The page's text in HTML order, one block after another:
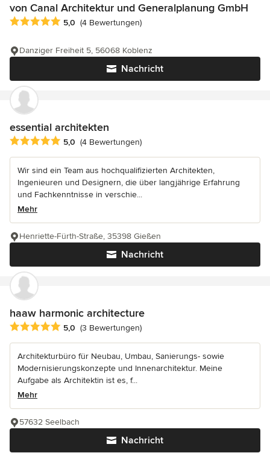
von Canal Architektur und Generalplanung GmbH
Durchschnittliche Bewertung: 5 von 5 Sternen
5,0 (4 Bewertungen)
Nachricht
Danziger Freiheit 5, 56068 Koblenz
essential architekten
Durchschnittliche Bewertung: 5 von 5 Sternen
5,0 (4 Bewertungen)
Wir sind ein Team aus hochqualifizierten Architekten,
Ingenieuren und Designern, die über langjährige Erfahrung
und Fachkenntnisse in verschie...
Mehr
Nachricht
Henriette-Fürth-Straße, 35398 Gießen
haaw harmonic architecture
Durchschnittliche Bewertung: 5 von 5 Sternen
5,0 (3 Bewertungen)
Architekturbüro für Neubau, Umbau, Sanierungs- sowie
Modernisierungskonzepte und Innenarchitektur. Meine
Aufgabe als Architektin ist es, f...
Mehr
Nachricht
57632 Seelbach